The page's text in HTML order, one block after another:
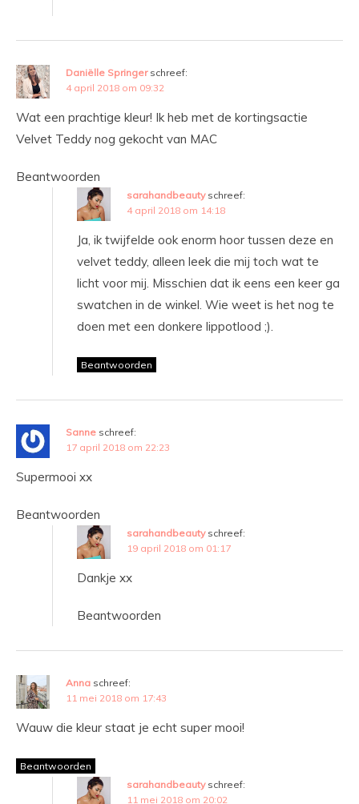
Daniëlle Springer schreef:
4 april 2018 om 09:32
Wat een prachtige kleur! Ik heb met de kortingsactie
Velvet Teddy nog gekocht van MAC
Beantwoorden
sarahandbeauty schreef:
4 april 2018 om 14:18
Ja, ik twijfelde ook enorm hoor tussen deze en
velvet teddy, alleen leek die mij toch wat te
licht voor mij. Misschien dat ik eens een keer ga
swatchen in de winkel. Wie weet is het nog te
doen met een donkere lippotlood ;).
Beantwoorden
Sanne schreef:
17 april 2018 om 22:23
Supermooi xx
Beantwoorden
sarahandbeauty schreef:
19 april 2018 om 01:17
Dankje xx
Beantwoorden
Anna schreef:
11 mei 2018 om 17:43
Wauw die kleur staat je echt super mooi!
Beantwoorden
sarahandbeauty schreef:
11 mei 2018 om 20:02